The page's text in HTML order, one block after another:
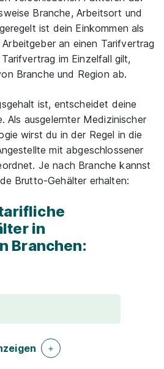
Branche, Arbeitsort und
ist dein Einkommen als
an einen Tarifvertrag
im Einzelfall gilt,
Branche und Region ab.
ist, entscheidet deine
Als ausgelernter Medizinischer
wirst du in der Regel in die
mit abgeschlossener
Je nach Branche kannst
Brutto-Gehälter erhalten:
in
Branchen: